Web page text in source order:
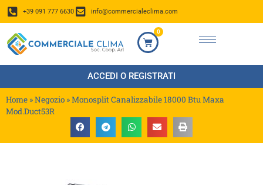
+39 091 777 6630 info@commercialeclima.com
0
ACCEDI O REGISTRATI
Home »Negozio »Monosplit Canalizzabile 18000 Btu Maxa
Mod.Duct53R